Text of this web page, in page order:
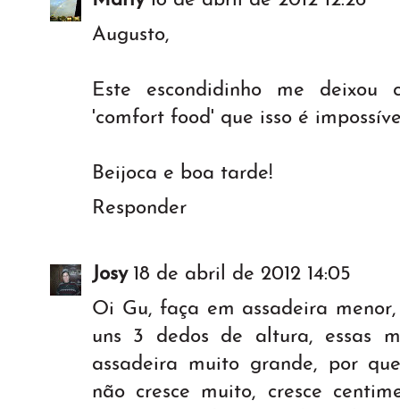
Augusto,
Este escondidinho me
'comfort food' que isso é
Beijoca e boa tarde!
Responder
Josy 18 de abril de 2012 14:05
Oi Gu, faça em assadeira
uns 3 dedos de altura, essas
assadeira muito grande, por
não cresce muito, cresce